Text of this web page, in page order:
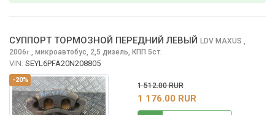
-20%
СУППОРТ ТОРМОЗНОЙ ПЕРЕДНИЙ ЛЕВЫЙ LDV MAXUS ,
2006г., микроавтобус, 2,5 дизель, КПП 5ст.
VIN: SEYL6PFA20N208805
1 512.00 RUR
1 176.00 RUR